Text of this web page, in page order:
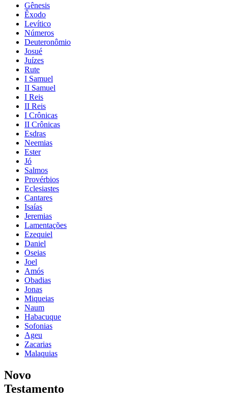
Gênesis
Êxodo
Levítico
Números
Deuteronômio
Josué
Juízes
Rute
I Samuel
II Samuel
I Reis
II Reis
I Crônicas
II Crônicas
Esdras
Neemias
Ester
Jó
Salmos
Provérbios
Eclesiastes
Cantares
Isaías
Jeremias
Lamentações
Ezequiel
Daniel
Oseias
Joel
Amós
Obadias
Jonas
Miqueias
Naum
Habacuque
Sofonias
Ageu
Zacarias
Malaquias
Novo
Testamento